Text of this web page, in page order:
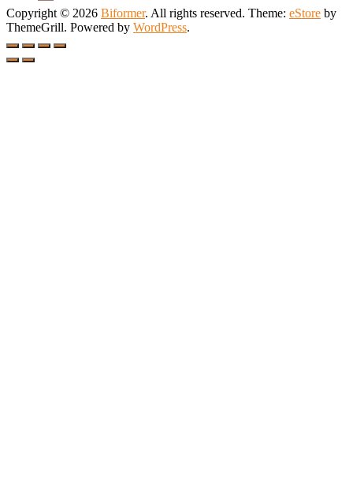
Copyright © 2026 Biformer. All rights reserved. Theme: eStore by
ThemeGrill. Powered by WordPress.